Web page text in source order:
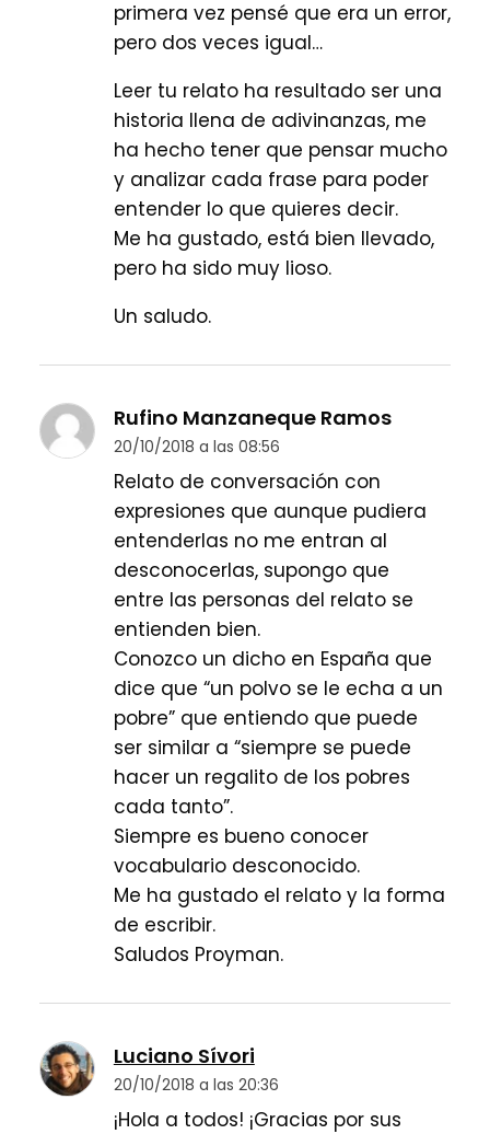
primera vez pensé que era un error,
pero dos veces igual…
Leer tu relato ha resultado ser una
historia llena de adivinanzas, me
ha hecho tener que pensar mucho
y analizar cada frase para poder
entender lo que quieres decir.
Me ha gustado, está bien llevado,
pero ha sido muy lioso.
Un saludo.
Rufino Manzaneque Ramos
20/10/2018 a las 08:56
Relato de conversación con
expresiones que aunque pudiera
entenderlas no me entran al
desconocerlas, supongo que
entre las personas del relato se
entienden bien.
Conozco un dicho en España que
dice que “un polvo se le echa a un
pobre” que entiendo que puede
ser similar a “siempre se puede
hacer un regalito de los pobres
cada tanto”.
Siempre es bueno conocer
vocabulario desconocido.
Me ha gustado el relato y la forma
de escribir.
Saludos Proyman.
Luciano Sívori
20/10/2018 a las 20:36
¡Hola a todos! ¡Gracias por sus